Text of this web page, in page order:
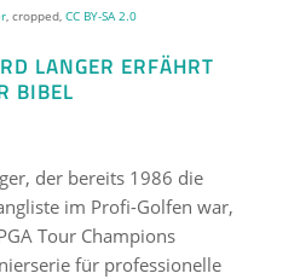
, cropped, CC BY-SA 2.0
LANGER ERFÄHRT
BIBEL
der bereits 1986 die
im Profi-Golfen war,
Tour Champions
für professionelle